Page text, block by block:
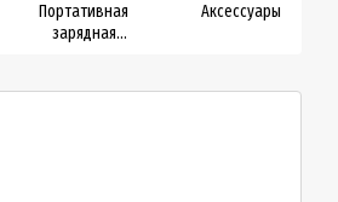
Портативная
зарядная
Аксессуары